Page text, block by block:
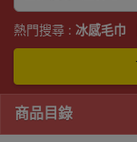
熱門搜尋 : 冰感毛巾
商品目錄